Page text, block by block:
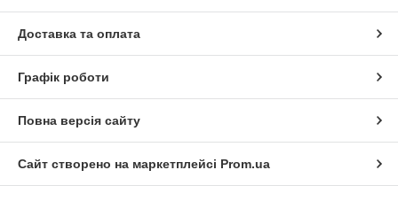
Доставка та оплата
Графік роботи
Повна версія сайту
Сайт створено на маркетплейсі Prom.ua